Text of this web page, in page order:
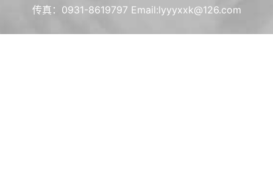
传真：0931-8619797 Email:lyyyxxk@126.com